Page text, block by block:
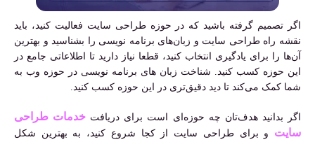
اگر تصمیم گرفته باشید که در حوزه طراحی سایت فعالیت کنید، باید
نقشه راه طراحی سایت و زبان‌های برنامه نویسی را بشناسید و بهترین
آن‌ها را برای یادگیری انتخاب کنید، قطعا نیاز دارید تا اطلاعاتی جامع در
این حوزه کسب کنید. شناخت زبان های برنامه نویسی در حوزه وب به
شما کمک می‌کند تا دید دقیق‌تری در این حوزه کسب کنید.
اگر بدانید هدف‌تان چه حوزه‌ای است برای دریافت خدمات طراحی
سایت و برای طراحی سایت از کجا شروع کنید، به بهترین شکل